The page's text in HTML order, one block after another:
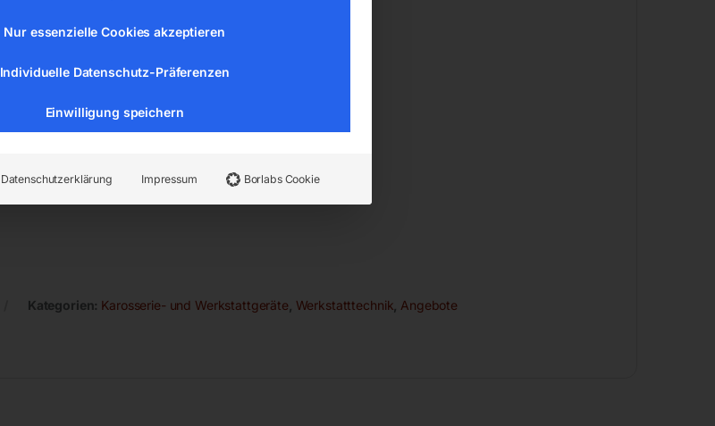
Kategorien: Karosserie- und Werkstattgeräte Werkstatttechnik Angebote
Nur essenzielle Cookies akzeptieren
Individuelle Datenschutz-Präferenzen
Einwilligung speichern
Datenschutzerklärung Impressum Borlabs Cookie